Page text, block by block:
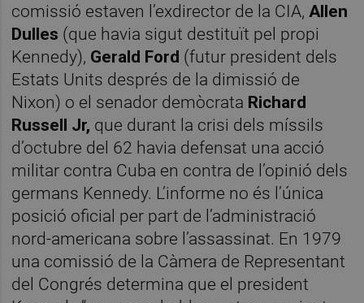
comissió estaven l’exdirector de la CIA, Allen
Dulles (que havia sigut destituït pel propi
Kennedy), Gerald Ford (futur president dels
Estats Units després de la dimissió de
Nixon) o el senador demòcrata Richard
Russell Jr, que durant la crisi dels míssils
d’octubre del 62 havia defensat una acció
militar contra Cuba en contra de l’opinió dels
germans Kennedy. L’informe no és l’única
posició oficial per part de l’administració
nord-americana sobre l’assassinat. En 1979
una comissió de la Càmera de Representant
del Congrés determina que el president